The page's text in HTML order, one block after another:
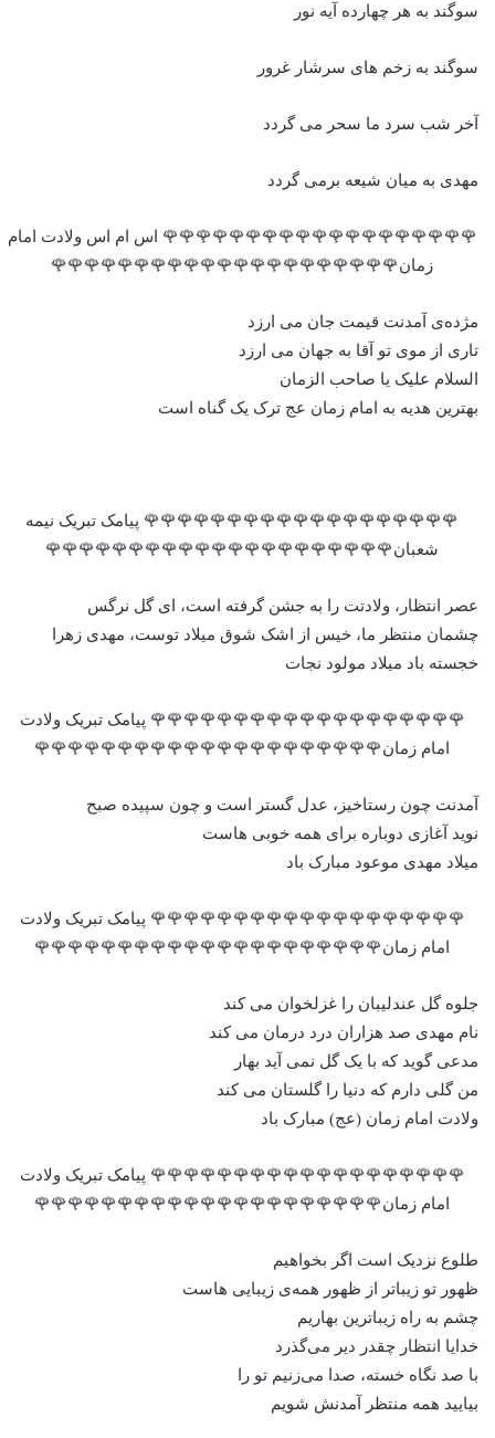
سوگند به هر چهارده آیه نور
سوگند به زخم های سرشار غرور
آخر شب سرد ما سحر می گردد
مهدی به میان شیعه برمی گردد
🌹🌹🌹🌹🌹🌹🌹🌹🌹🌹🌹🌹🌹🌹🌹🌹🌹🌹🌹 اس ام اس ولادت امام
زمان🌹🌹🌹🌹🌹🌹🌹🌹🌹🌹🌹🌹🌹🌹🌹🌹🌹🌹🌹🌹🌹
مژده‌ی آمدنت قیمت جان می‌ ارزد
تاری از موی تو آقا به جهان می‌ ارزد
السلام علیک یا صاحب الزمان
بهترین هدیه به امام زمان عج ترک یک گناه است
🌹🌹🌹🌹🌹🌹🌹🌹🌹🌹🌹🌹🌹🌹🌹🌹🌹🌹🌹 پیامک تبریک نیمه
شعبان🌹🌹🌹🌹🌹🌹🌹🌹🌹🌹🌹🌹🌹🌹🌹🌹🌹🌹🌹🌹🌹
عصر انتظار، ولادتت را به جشن گرفته است، ای گل نرگس
چشمان منتظر ما، خیس از اشک شوق میلاد توست، مهدی زهرا
خجسته باد میلاد مولود نجات
🌹🌹🌹🌹🌹🌹🌹🌹🌹🌹🌹🌹🌹🌹🌹🌹🌹🌹🌹 پیامک تبریک ولادت
امام زمان🌹🌹🌹🌹🌹🌹🌹🌹🌹🌹🌹🌹🌹🌹🌹🌹🌹🌹🌹🌹🌹
آمدنت چون رستاخیز، عدل گستر است و چون سپیده صبح
نوید آغازی دوباره برای همه خوبی هاست
میلاد مهدی موعود مبارک باد
🌹🌹🌹🌹🌹🌹🌹🌹🌹🌹🌹🌹🌹🌹🌹🌹🌹🌹🌹 پیامک تبریک ولادت
امام زمان🌹🌹🌹🌹🌹🌹🌹🌹🌹🌹🌹🌹🌹🌹🌹🌹🌹🌹🌹🌹🌹
جلوه گل عندلیبان را غزلخوان می کند
نام مهدی صد هزاران درد درمان می کند
مدعی گوید که با یک گل نمی آید بهار
من گلی دارم که دنیا را گلستان می کند
ولادت امام زمان (عج) مبارک باد
🌹🌹🌹🌹🌹🌹🌹🌹🌹🌹🌹🌹🌹🌹🌹🌹🌹🌹🌹 پیامک تبریک ولادت
امام زمان🌹🌹🌹🌹🌹🌹🌹🌹🌹🌹🌹🌹🌹🌹🌹🌹🌹🌹🌹🌹🌹
طلوع نزدیک است اگر بخواهیم
ظهور تو زیباتر از ظهور همه‌ی زیبایی‌ هاست
چشم به راه زیباترین بهاریم
خدایا انتظار چقدر دیر می‌گذرد
با صد نگاه خسته، صدا می‌زنیم تو را
بیایید همه منتظر آمدنش شویم